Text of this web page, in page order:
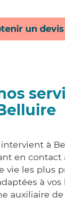
un devis
intervient à
en contact
vie les plus
à vos
auxiliaire